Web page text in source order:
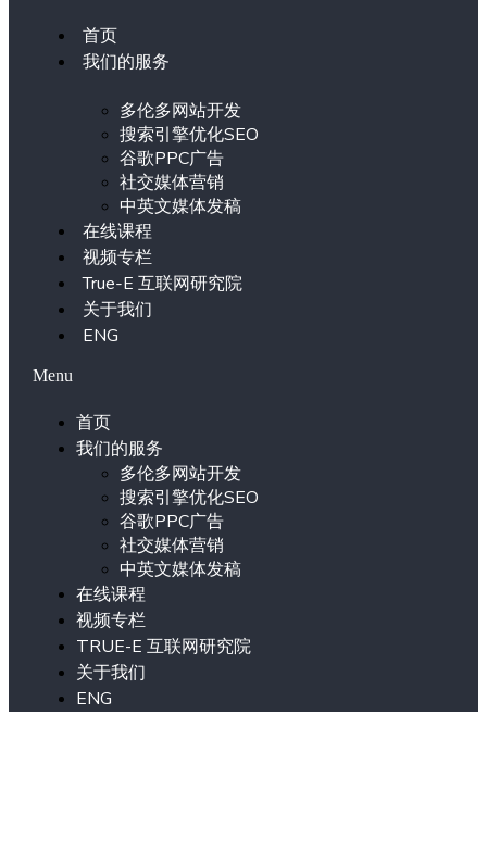
首页
我们的服务
多伦多网站开发
搜索引擎优化SEO
谷歌PPC广告
社交媒体营销
中英文媒体发稿
在线课程
视频专栏
True-E 互联网研究院
关于我们
ENG
Menu
首页
我们的服务
多伦多网站开发
搜索引擎优化SEO
谷歌PPC广告
社交媒体营销
中英文媒体发稿
在线课程
视频专栏
TRUE-E 互联网研究院
关于我们
ENG